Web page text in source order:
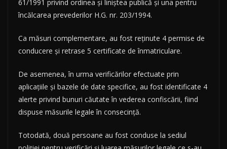
61/1991 privind ordinea și liniștea publică și una pentru
încălcarea prevederilor H.G. nr. 203/1994.
Ca măsuri complementare, au fost reținute 4 permise de
conducere și retrase 5 certificate de înmatriculare.
De asemenea, în urma verificărilor efectuate prin
aplicațiile și bazele de date specifice, au fost identificate 4
alerte privind bunuri căutate în vederea confiscării, fiind
dispuse măsurile legale în consecință.
Totodată, două persoane au fost conduse la sediul